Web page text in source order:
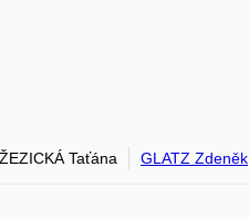
Taťána GLATZ Zdeněk